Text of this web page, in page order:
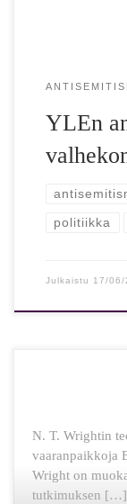
YLEn
politiikka
Julkaistu 17/06/
N. T. Wrightin
vaaranpaikkoja
Wright on
tutkimuksen […]